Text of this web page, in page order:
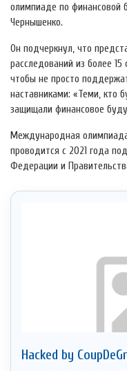
олимпиаде по финансовой
Чернышенко.
Он подчеркнул, что
расследований из более
чтобы не просто
наставниками: «Теми, кто
защищали финансовое
Международная
проводится с 2021 года
Федерации и
Hacked by